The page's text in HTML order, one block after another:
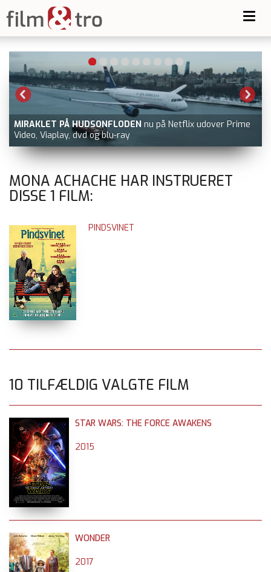
MIRAKLET PÅ HUDSONFLODEN nu på Netflix udover Prime
Video, Viaplay, dvd og blu-ray
MONA ACHACHE HAR INSTRUERET
DISSE 1 FILM:
PINDSVINET
10 TILFÆLDIG VALGTE FILM
STAR WARS: THE FORCE AWAKENS
2015
WONDER
2017